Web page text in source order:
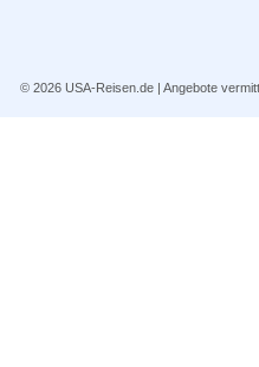
© 2026 USA-Reisen.de | Angebote